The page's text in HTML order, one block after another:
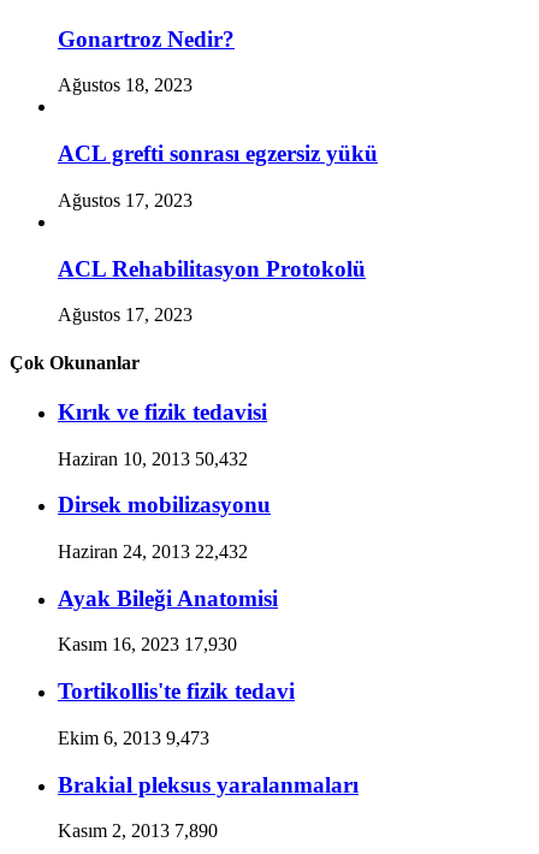
Gonartroz Nedir?
Ağustos 18, 2023
ACL grefti sonrası egzersiz yükü
Ağustos 17, 2023
ACL Rehabilitasyon Protokolü
Ağustos 17, 2023
Çok Okunanlar
Kırık ve fizik tedavisi
Haziran 10, 2013 50,432
Dirsek mobilizasyonu
Haziran 24, 2013 22,432
Ayak Bileği Anatomisi
Kasım 16, 2023 17,930
Tortikollis'te fizik tedavi
Ekim 6, 2013 9,473
Brakial pleksus yaralanmaları
Kasım 2, 2013 7,890